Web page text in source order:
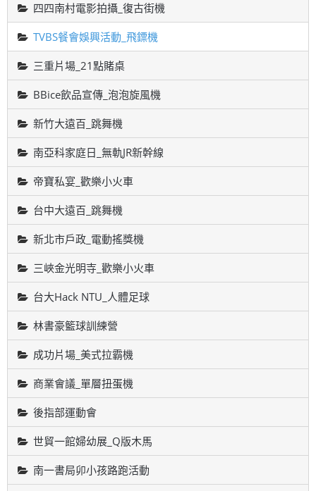
四四南村電影拍攝_復古街機
TVBS餐會娛興活動_飛鏢機
三重片場_21點賭桌
BBice飲品宣傳_泡泡旋風機
新竹大遠百_跳舞機
南亞科家庭日_無軌JR新幹線
帝寶私宴_歡樂小火車
台中大遠百_跳舞機
新北市戶政_電動搖獎機
三峽金光明寺_歡樂小火車
台大Hack NTU_人體足球
林書豪籃球訓練營
成功片場_美式拉霸機
商業會議_單層扭蛋機
後指部運動會
世貿一館婦幼展_Q版木馬
南一書局卯小孩路跑活動